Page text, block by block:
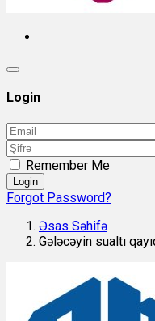
Login
Remember Me
Login
Forgot Password?
Əsas Səhifə
Gələcəyin sualtı